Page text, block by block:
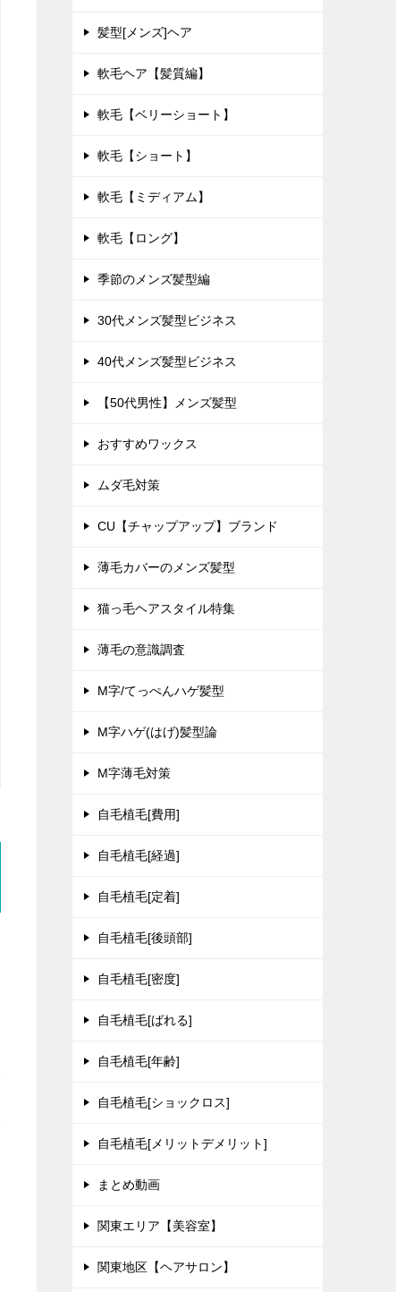
髪型[メンズ]ヘア
軟毛ヘア【髪質編】
軟毛【ベリーショート】
軟毛【ショート】
軟毛【ミディアム】
軟毛【ロング】
季節のメンズ髪型編
30代メンズ髪型ビジネス
40代メンズ髪型ビジネス
【50代男性】メンズ髪型
おすすめワックス
ムダ毛対策
CU【チャップアップ】ブランド
薄毛カバーのメンズ髪型
猫っ毛ヘアスタイル特集
薄毛の意識調査
M字/てっぺんハゲ髪型
M字ハゲ(はげ)髪型論
M字薄毛対策
自毛植毛[費用]
自毛植毛[経過]
自毛植毛[定着]
自毛植毛[後頭部]
自毛植毛[密度]
自毛植毛[ばれる]
自毛植毛[年齢]
自毛植毛[ショックロス]
自毛植毛[メリットデメリット]
まとめ動画
関東エリア【美容室】
関東地区【ヘアサロン】